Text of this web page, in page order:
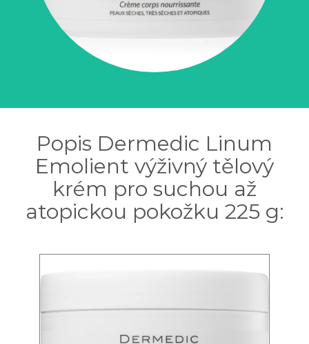
Popis Dermedic Linum
Emolient výživný tělový
krém pro suchou až
atopickou pokožku 225 g: